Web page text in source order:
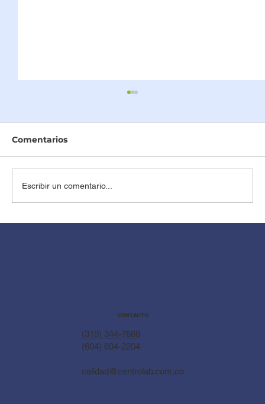
Comentarios
Escribir un comentario...
CONTACTO
(310) 344-7688
(604) 604-2204
calidad@centrolab.com.co